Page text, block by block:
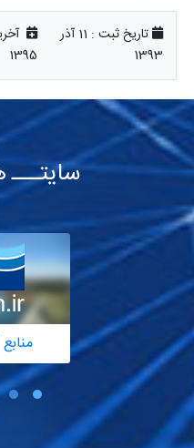
تاریخ ثبت :
11 آذر
1393
1395